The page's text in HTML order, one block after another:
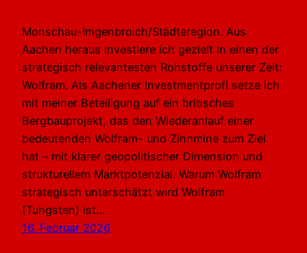
Monschau-Imgenbroich/Städteregion. Aus
Aachen heraus investiere ich gezielt in einen der
strategisch relevantesten Rohstoffe unserer Zeit:
Wolfram. Als Aachener Investmentprofi setze ich
mit meiner Beteiligung auf ein britisches
Bergbauprojekt, das den Wiederanlauf einer
bedeutenden Wolfram- und Zinnmine zum Ziel
hat – mit klarer geopolitischer Dimension und
strukturellem Marktpotenzial. Warum Wolfram
strategisch unterschätzt wird Wolfram
(Tungsten) ist…
16. Februar 2026